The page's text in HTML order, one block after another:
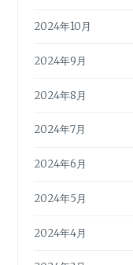
2024年10月
2024年9月
2024年8月
2024年7月
2024年6月
2024年5月
2024年4月